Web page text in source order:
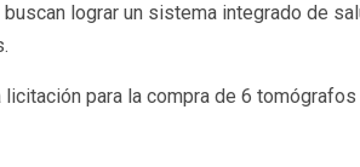
lograr un sistema integrado de
para la compra de 6